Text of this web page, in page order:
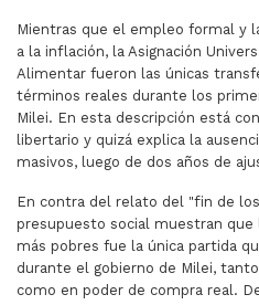
Mientras que el empleo formal y
a la inflación, la Asignación
Alimentar fueron las únicas
términos reales durante los
Milei. En esta descripción está
libertario y quizá explica la
masivos, luego de dos años de
En contra del relato del "fin de
presupuesto social muestran
más pobres fue la única partida
durante el gobierno de Milei,
como en poder de compra real.